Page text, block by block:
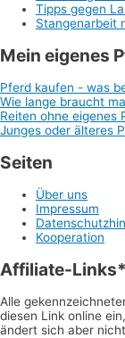
Tipps gegen
Stangenarbeit
Mein eigenes
Pferd kaufen - was
Wie lange braucht
Reiten ohne eigenes
Junges oder älteres
Seiten
Über uns
Impressum
Kooperation
Affiliate-Links*
Alle
diesen Link online
ändert sich aber